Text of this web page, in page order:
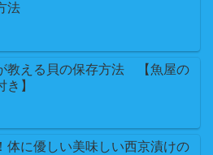
法
教える貝の保存方法 【魚屋の
き】
体に優しい美味しい西京漬けの